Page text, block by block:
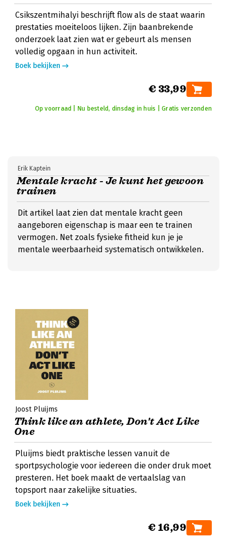
Csikszentmihalyi beschrijft flow als de staat waarin
prestaties moeiteloos lijken. Zijn baanbrekende
onderzoek laat zien wat er gebeurt als mensen
volledig opgaan in hun activiteit.
Boek bekijken
€ 33,99
Op voorraad | Nu besteld, dinsdag in huis | Gratis verzonden
Mentale kracht - Je kunt het gewoon
trainen
Erik Kaptein
Dit artikel laat zien dat mentale kracht geen
aangeboren eigenschap is maar een te trainen
vermogen. Net zoals fysieke fitheid kun je je
mentale weerbaarheid systematisch ontwikkelen.
Joost Pluijms
Think like an athlete, Don't Act Like
One
Pluijms biedt praktische lessen vanuit de
sportpsychologie voor iedereen die onder druk moet
presteren. Het boek maakt de vertaalslag van
topsport naar zakelijke situaties.
Boek bekijken
€ 16,99